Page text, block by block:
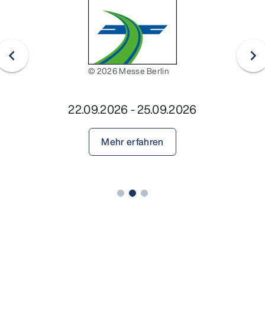
© 2026 Messe Berlin
22.09.2026 - 25.09.2026
Mehr erfahren